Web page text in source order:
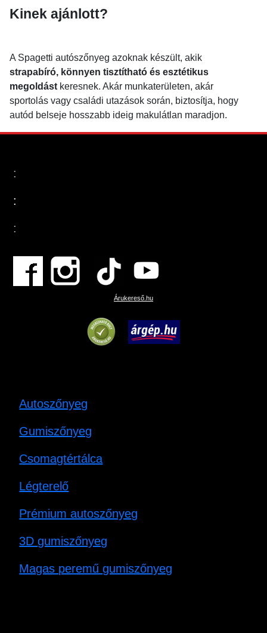
Kinek ajánlott?
A Spagetti autószőnyeg azoknak készült, akik
strapabíró, könnyen tisztítható és esztétikus
megoldást keresnek. Akár munkaterületen, akár
sportolás vagy családi utazások során, biztosítja, hogy
autód belseje hosszabb ideig makulátlan maradjon.
:
:
:
Árukereső.hu
Autoszőnyeg
Gumiszőnyeg
Csomagtértálca
Légterelő
Prémium autoszőnyeg
3D gumiszőnyeg
Magas peremű gumiszőnyeg